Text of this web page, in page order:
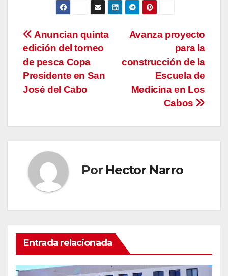
Navegación
de
entradas
Avanza proyecto
para la
construcción de la
Escuela de
Medicina en Los
Cabos
Anuncian quinta
edición del torneo
de pesca Copa
Presidente en San
José del Cabo
Por Hector Narro
Entrada relacionada